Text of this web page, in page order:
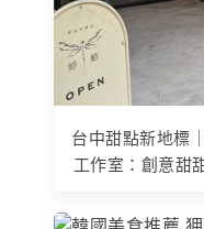
台中甜點新地標
工作室：創意甜